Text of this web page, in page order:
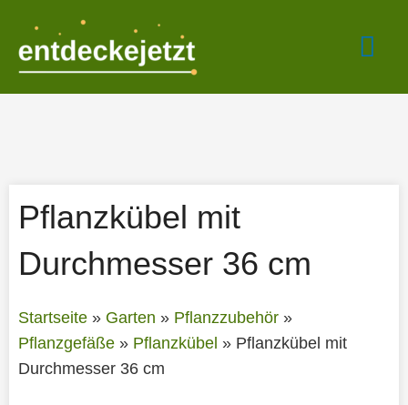
springen
Pflanzkübel mit
Durchmesser 36 cm
Startseite» Garten » Pflanzzubehör»
Pflanzgefäße» Pflanzkübel » Pflanzkübel mit
Durchmesser 36 cm